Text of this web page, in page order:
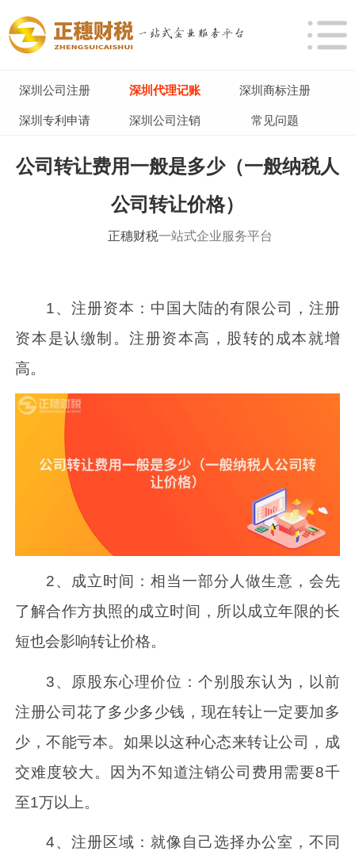
深圳公司注册 深圳代理记账 深圳商标注册
深圳专利申请 深圳公司注销 常见问题
公司转让费用一般是多少（一般纳税人
公司转让价格）
正穗财税一站式企业服务平台
1、注册资本：中国大陆的有限公司，注册
资本是认缴制。注册资本高，股转的成本就增
高。
2、成立时间：相当一部分人做生意，会先
了解合作方执照的成立时间，所以成立年限的长
短也会影响转让价格。
3、原股东心理价位：个别股东认为，以前
注册公司花了多少多少钱，现在转让一定要加多
少，不能亏本。如果以这种心态来转让公司，成
交难度较大。因为不知道注销公司费用需要8千
至1万以上。
4、注册区域：就像自己选择办公室，不同